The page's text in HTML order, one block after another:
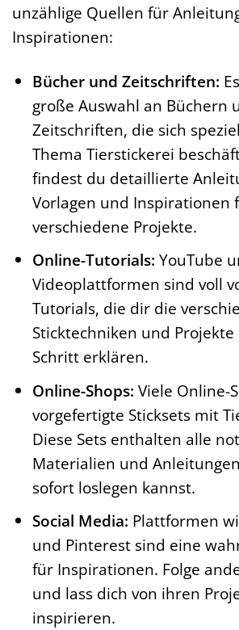
unzählige Quellen für
Inspirationen:
Bücher und Zeitschriften:
große Auswahl an Büchern
Zeitschriften, die sich
Thema Tierstickerei
findest du detaillierte
Vorlagen und Inspirationen
verschiedene Projekte.
Online-Tutorials: YouTube
Videoplattformen sind voll
Tutorials, die dir die
Sticktechniken und
Schritt erklären.
Online-Shops: Viele Online-
vorgefertigte Sticksets mit
Diese Sets enthalten alle
Materialien und
sofort loslegen kannst.
Social Media: Plattformen
und Pinterest sind eine
für Inspirationen. Folge
und lass dich von ihren
inspirieren.